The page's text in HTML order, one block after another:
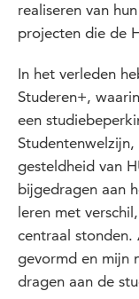
realiseren van
projecten die de
In het verleden
Studeren+,
een
gesteldheid van
bijgedragen aan
leren met
centraal stonden.
gevormd en mijn
dragen aan de